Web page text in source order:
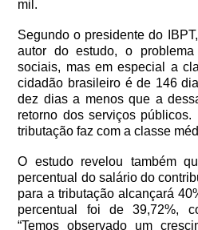
mil.
Segundo o presidente do
autor do estudo, o
sociais, mas em especial a
cidadão brasileiro é de 146
dez dias a menos que a
retorno dos serviços
tributação faz com a classe
O estudo revelou também
percentual do salário do
para a tributação alcançará
percentual foi de 39,72%,
“Temos observado um